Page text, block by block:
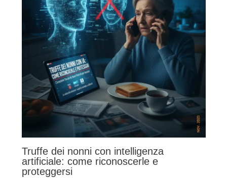
Truffe dei nonni con intelligenza
artificiale: come riconoscerle e
proteggersi